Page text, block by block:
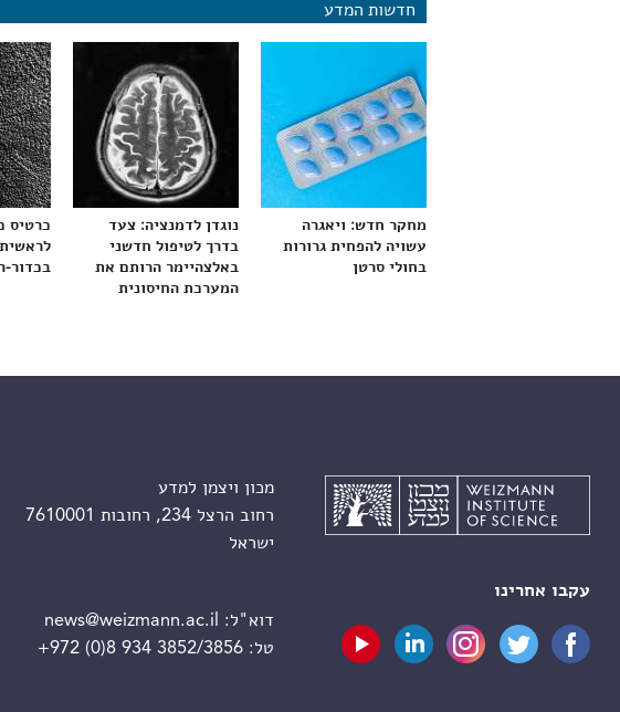
חדשות המדע
מחקר חדש: ויאגרה
עשויה להפחית גרורות
בחולי סרטן
נוגדן לדמנציה: צעד
בדרך לטיפול חדשני
באלצהיימר הרותם את
המערכת החיסונית
כרטיס
בכדור-
עקבו אחרינו
מכון ויצמן למדע
רחוב הרצל 234, רחובות 7610001
ישראל
דוא"ל:
news@weizmann.ac.il
טל:+972 (0)8 934 3852/3856